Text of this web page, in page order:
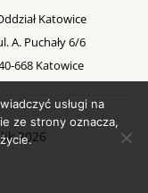
Katowice
A. Puchały 6/6
668 Katowice
2026
usługi na
ze strony oznacza,